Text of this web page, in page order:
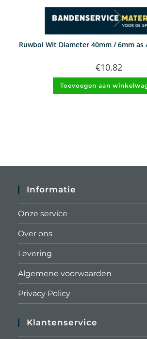
Ruwbol Wit Diameter 40mm / 6mm as
€10.82
Toevoegen aan
Informatie
Onze service
Over ons
Levering
Algemene voorwaarden
Privacy Policy
Klantenservice